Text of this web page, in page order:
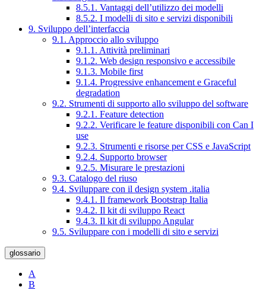
8.5.1. Vantaggi dell’utilizzo dei modelli
8.5.2. I modelli di sito e servizi disponibili
9. Sviluppo dell’interfaccia
9.1. Approccio allo sviluppo
9.1.1. Attività preliminari
9.1.2. Web design responsivo e accessibile
9.1.3. Mobile first
9.1.4. Progressive enhancement e Graceful
degradation
9.2. Strumenti di supporto allo sviluppo del software
9.2.1. Feature detection
9.2.2. Verificare le feature disponibili con Can I
use
9.2.3. Strumenti e risorse per CSS e JavaScript
9.2.4. Supporto browser
9.2.5. Misurare le prestazioni
9.3. Catalogo del riuso
9.4. Sviluppare con il design system .italia
9.4.1. Il framework Bootstrap Italia
9.4.2. Il kit di sviluppo React
9.4.3. Il kit di sviluppo Angular
9.5. Sviluppare con i modelli di sito e servizi
glossario
A
B